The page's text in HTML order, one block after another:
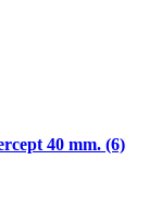
40 mm. (6)